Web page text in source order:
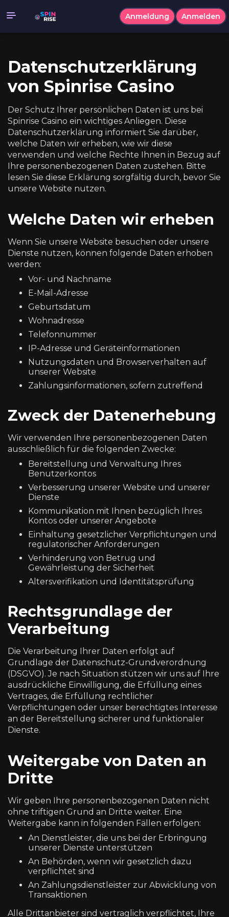
Anmeldung Anmelden
Datenschutzerklärung
von Spinrise Casino
Der Schutz Ihrer persönlichen Daten ist uns bei
Spinrise Casino ein wichtiges Anliegen. Diese
Datenschutzerklärung informiert Sie darüber,
welche Daten wir erheben, wie wir diese
verwenden und welche Rechte Ihnen in Bezug auf
Ihre personenbezogenen Daten zustehen. Bitte
lesen Sie diese Erklärung sorgfältig durch, bevor Sie
unsere Website nutzen.
Welche Daten wir erheben
Wenn Sie unsere Website besuchen oder unsere
Dienste nutzen, können folgende Daten erhoben
werden:
Vor- und Nachname
E-Mail-Adresse
Geburtsdatum
Wohnadresse
Telefonnummer
IP-Adresse und Geräteinformationen
Nutzungsdaten und Browserverhalten auf
unserer Website
Zahlungsinformationen, sofern zutreffend
Zweck der Datenerhebung
Wir verwenden Ihre personenbezogenen Daten
ausschließlich für die folgenden Zwecke:
Bereitstellung und Verwaltung Ihres
Benutzerkontos
Verbesserung unserer Website und unserer
Dienste
Kommunikation mit Ihnen bezüglich Ihres
Kontos oder unserer Angebote
Einhaltung gesetzlicher Verpflichtungen und
regulatorischer Anforderungen
Verhinderung von Betrug und
Gewährleistung der Sicherheit
Altersverifikation und Identitätsprüfung
Rechtsgrundlage der
Verarbeitung
Die Verarbeitung Ihrer Daten erfolgt auf
Grundlage der Datenschutz-Grundverordnung
(DSGVO). Je nach Situation stützen wir uns auf Ihre
ausdrückliche Einwilligung, die Erfüllung eines
Vertrages, die Erfüllung rechtlicher
Verpflichtungen oder unser berechtigtes Interesse
an der Bereitstellung sicherer und funktionaler
Dienste.
Weitergabe von Daten an
Dritte
Wir geben Ihre personenbezogenen Daten nicht
ohne triftigen Grund an Dritte weiter. Eine
Weitergabe kann in folgenden Fällen erfolgen:
An Dienstleister, die uns bei der Erbringung
unserer Dienste unterstützen
An Behörden, wenn wir gesetzlich dazu
verpflichtet sind
An Zahlungsdienstleister zur Abwicklung von
Transaktionen
Alle Drittanbieter sind vertraglich verpflichtet, Ihre